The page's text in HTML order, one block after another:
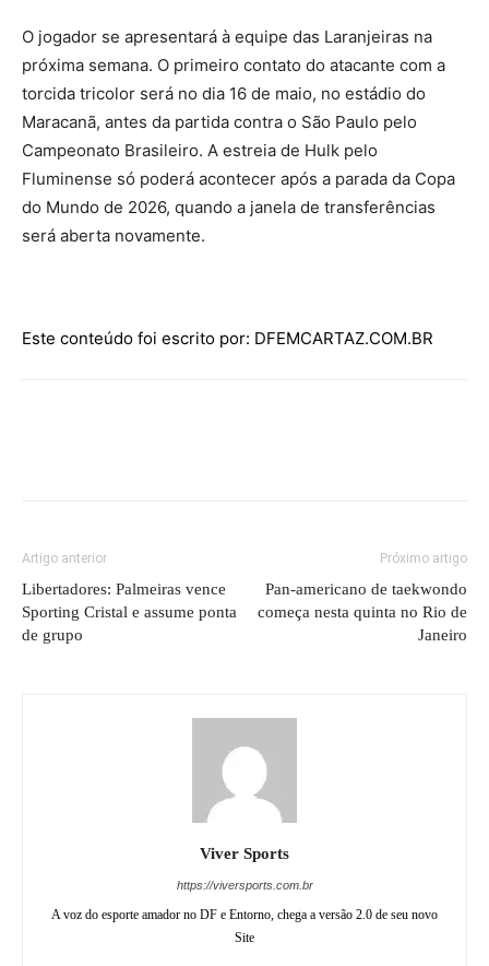
O jogador se apresentará à equipe das Laranjeiras na
próxima semana. O primeiro contato do atacante com a
torcida tricolor será no dia 16 de maio, no estádio do
Maracanã, antes da partida contra o São Paulo pelo
Campeonato Brasileiro. A estreia de Hulk pelo
Fluminense só poderá acontecer após a parada da Copa
do Mundo de 2026, quando a janela de transferências
será aberta novamente.
Este conteúdo foi escrito por: DFEMCARTAZ.COM.BR
Artigo anterior
Libertadores: Palmeiras vence
Sporting Cristal e assume ponta
de grupo
Próximo artigo
Pan-americano de taekwondo
começa nesta quinta no Rio de
Janeiro
Viver Sports
https://viversports.com.br
A voz do esporte amador no DF e Entorno, chega a versão 2.0 de seu novo
Site